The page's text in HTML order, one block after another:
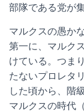
部隊である党が
マルクスの愚か
第一に、マルク
けている。つま
たないプロレタ
した頃から、階
マルクスの時代